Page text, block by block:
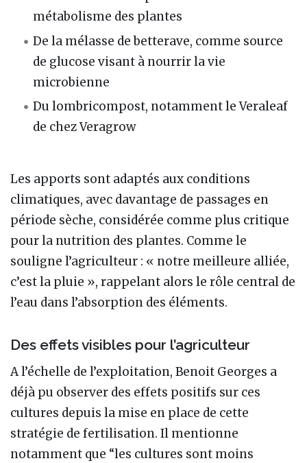
métabolisme des plantes
De la mélasse de betterave, comme source
de glucose visant à nourrir la vie
microbienne
Du lombricompost, notamment le Veraleaf
de chez Veragrow
Les apports sont adaptés aux conditions
climatiques, avec davantage de passages en
période sèche, considérée comme plus critique
pour la nutrition des plantes. Comme le
souligne l’agriculteur : « notre meilleure alliée,
c’est la pluie », rappelant alors le rôle central de
l’eau dans l’absorption des éléments.
Des effets visibles pour l’agriculteur
A l’échelle de l’exploitation, Benoit Georges a
déjà pu observer des effets positifs sur ces
cultures depuis la mise en place de cette
stratégie de fertilisation. Il mentionne
notamment que “les cultures sont moins